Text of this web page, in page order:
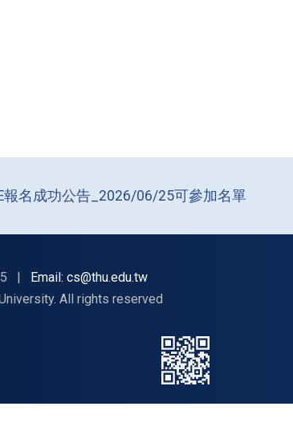
報名成功公告_2026/06/25可參加名單
|
Email: cs@thu.edu.tw
All rights reserved